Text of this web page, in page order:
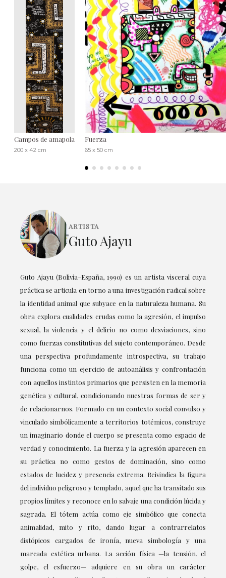
Campos de amapola
200 x 42 cm
Fuerza
65 x 50 cm
ARTISTA
Guto Ajayu
Guto Ajayu (Bolivia–España, 1990) es un artista visceral cuya
práctica se articula en torno a una investigación radical sobre
la identidad animal que subyace en la naturaleza humana. Su
obra explora cualidades crudas como la agresión, el impulso
sexual, la violencia y el delirio no como desviaciones, sino
como fuerzas constitutivas del sujeto contemporáneo. Desde
una perspectiva profundamente introspectiva, su trabajo
funciona como un ejercicio de autoanálisis y confrontación
con aquellos instintos primarios que persisten en la memoria
genética y cultural, condicionando nuestras formas de ser y
de relacionarnos. Formado en un contexto social convulso y
vinculado simbólicamente a territorios totémicos, construye
un imaginario donde el cuerpo se presenta como espacio de
verdad y conocimiento. La fuerza y la agresión aparecen en
su práctica no como gestos de dominación, sino como
estados de lucidez y presencia extrema. Reivindica la figura
del individuo peligroso y templado, aquel que ha transitado sus
propios límites y reconoce en lo salvaje una condición lúcida y
sagrada. El tótem actúa como eje simbólico que conecta
animalidad, mito y rito, dando lugar a contrarrelatos
distópicos cargados de ironía, nueva simbología y una
marcada estética urbana. La acción física —la tensión, el
golpe, el esfuerzo— adquiere en su obra un carácter